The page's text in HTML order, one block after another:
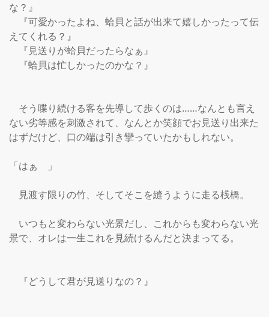
な？』
『可愛かったよね、蛤貝と話が出来て嬉しかったって伝
えてくれる？』
『見送りが蛤貝だったらなぁ』
『蛤貝は忙しかったのかな？』
そう喋り続ける客を先導して歩くのは……なんとも言え
ない劣等感を刺激されて、なんとか笑顔でお見送り出来た
はずだけど、口の端は引き攣っていたかもしれない。
「はぁ　」
見渡す限りの竹、そしてそこを縫うように走る桟橋。
いつもと変わらない光景だし、これからも変わらない光
景で、オレは一生これを見続けるんだと決まってる。
『どうして君が見送りなの？』